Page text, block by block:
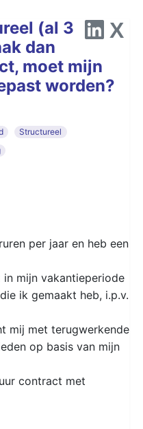
(al 3
dan
moet mijn
worden?
Structureel
per jaar en heb een
mijn vakantieperiode
ik gemaakt heb, i.p.v.
mij met terugwerkende
op basis van mijn
contract met